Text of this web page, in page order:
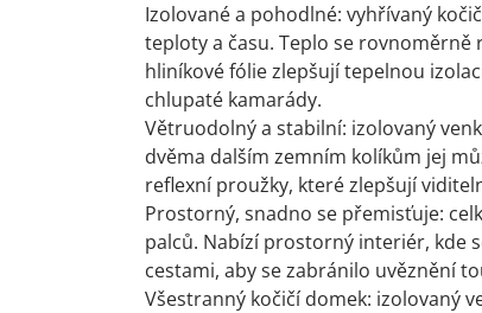
Izolované a pohodlné: vyhřívaný
teploty a času. Teplo se
hliníkové fólie zlepšují tepelnou
chlupaté kamarády.
Větruodolný a stabilní: izolovaný
dvěma dalším zemním kolíkům jej
reflexní proužky, které zlepšují
Prostorný, snadno se přemisťuje:
palců. Nabízí prostorný interiér, kde
cestami, aby se zabránilo uvěznění
Všestranný kočičí domek: izolovaný